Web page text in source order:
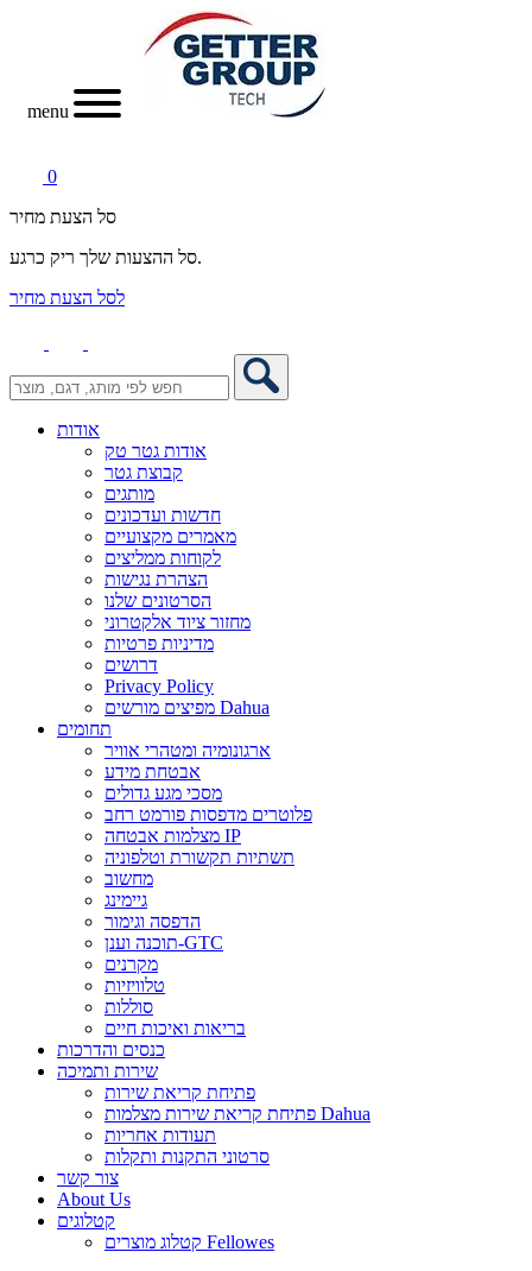
menu
0
סל הצעת מחיר
סל ההצעות שלך ריק כרגע.
לסל הצעת מחיר
אודות
אודות גטר טק
קבוצת גטר
מותגים
חדשות ועדכונים
מאמרים מקצועיים
לקוחות ממליצים
הצהרת נגישות
הסרטונים שלנו
מחזור ציוד אלקטרוני
מדיניות פרטיות
דרושים
Privacy Policy
מפיצים מורשים Dahua
תחומים
ארגונומיה ומטהרי אוויר
אבטחת מידע
מסכי מגע גדולים
פלוטרים מדפסות פורמט רחב
מצלמות אבטחה IP
תשתיות תקשורת וטלפוניה
מחשוב
גיימינג
הדפסה וגימור
תוכנה וענן-GTC
מקרנים
טלוויזיות
סוללות
בריאות ואיכות חיים
כנסים והדרכות
שירות ותמיכה
פתיחת קריאת שירות
פתיחת קריאת שירות מצלמות Dahua
תעודות אחריות
סרטוני התקנות ותקלות
צור קשר
About Us
קטלוגים
קטלוג מוצרים Fellowes